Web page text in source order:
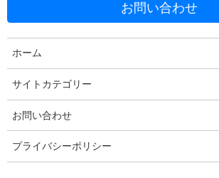
Threads Hatena
Copy
お問い合わせ
ホーム
サイトカテゴリー
お問い合わせ
プライバシーポリシー